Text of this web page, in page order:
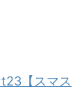
【スマス